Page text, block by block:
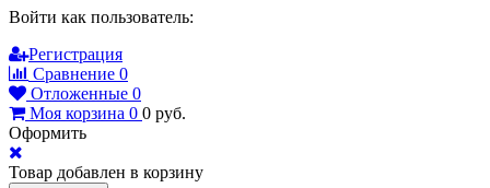
Войти как пользователь:
Регистрация
Сравнение 0
Отложенные 0
Моя корзина 0 0 руб.
Оформить
Товар добавлен в корзину